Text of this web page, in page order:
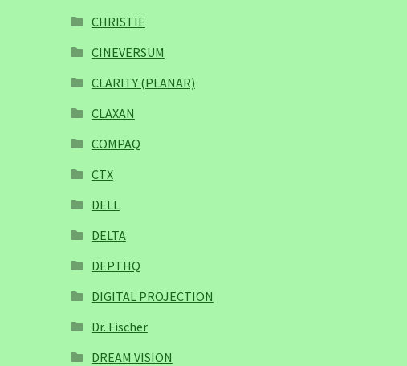
CHRISTIE
CINEVERSUM
CLARITY (PLANAR)
CLAXAN
COMPAQ
CTX
DELL
DELTA
DEPTHQ
DIGITAL PROJECTION
Dr. Fischer
DREAM VISION